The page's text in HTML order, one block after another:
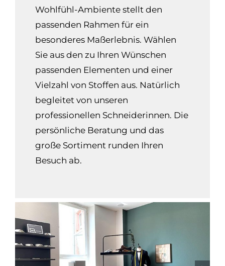
Wohlfühl-Ambiente stellt den
passenden Rahmen für ein
besonderes Maßerlebnis. Wählen
Sie aus den zu Ihren Wünschen
passenden Elementen und einer
Vielzahl von Stoffen aus. Natürlich
begleitet von unseren
professionellen Schneiderinnen. Die
persönliche Beratung und das
große Sortiment runden Ihren
Besuch ab.